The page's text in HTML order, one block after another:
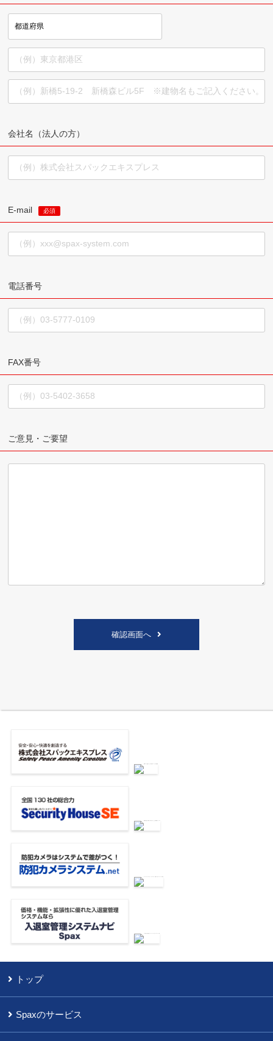
報の取得
クッキーやウェブビーコン等を用いるなどして、本人が
容易に認識できない方法による個人情報の取得を行って
おりません。
（９）個人情報保護方針
（１０）当社の個人情報の取扱いに関する苦情、相
談等の問合せ先
個人情報問合せ窓口
お問い合わせ窓口担当: 和田
連絡先:：FAX：03-5402-3658
会社名（法人の方）
E-mail 必須
電話番号
FAX番号
ご意見・ご要望
確認画面へ
トップ
Spaxのサービス